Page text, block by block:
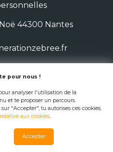
44300 Nantes
2026
pour nous !
analyser l'utilisation de la
et te proposer un parcours
"Accepter", tu autorises ces cookies.
aux cookies.
Accepter